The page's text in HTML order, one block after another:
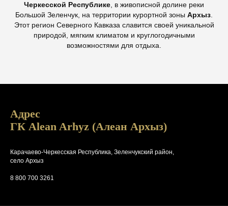
Черкесской Республике, в живописной долине реки
Большой Зеленчук, на территории курортной зоны Архыз.
Этот регион Северного Кавказа славится своей уникальной
природой, мягким климатом и круглогодичными
возможностями для отдыха.
Адрес
ГК Alean Arhyz (Алеан Архыз)
Карачаево-Черкесская Республика, Зеленчукский район,
село Архыз
8 800 700 3261